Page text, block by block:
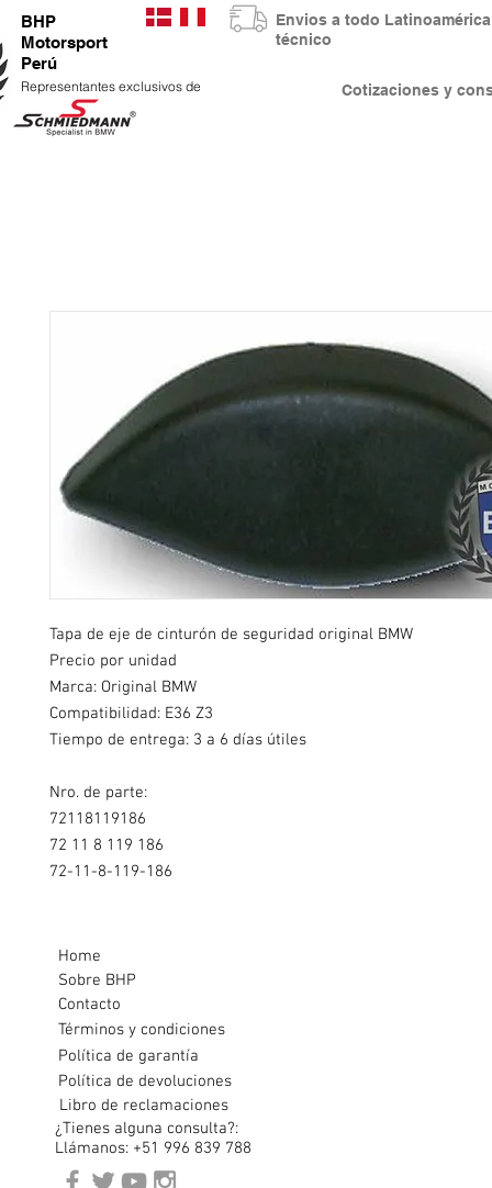
BHP
Motorsport
Perú
Representantes exclusivos de Cotizaciones y
Envios a todo
técnico
Tapa de eje de cinturón de seguridad original BMW
Precio por unidad
Marca: Original BMW
Compatibilidad: E36 Z3
Tiempo de entrega: 3 a 6 días útiles
Nro. de parte:
72118119186
72 11 8 119 186
72-11-8-119-186
Home
Sobre BHP
Contacto
Términos y condiciones
Política de garantía
Política de devoluciones
Libro de reclamaciones
¿Tienes alguna consulta?:
Llámanos: +51 996 839 788